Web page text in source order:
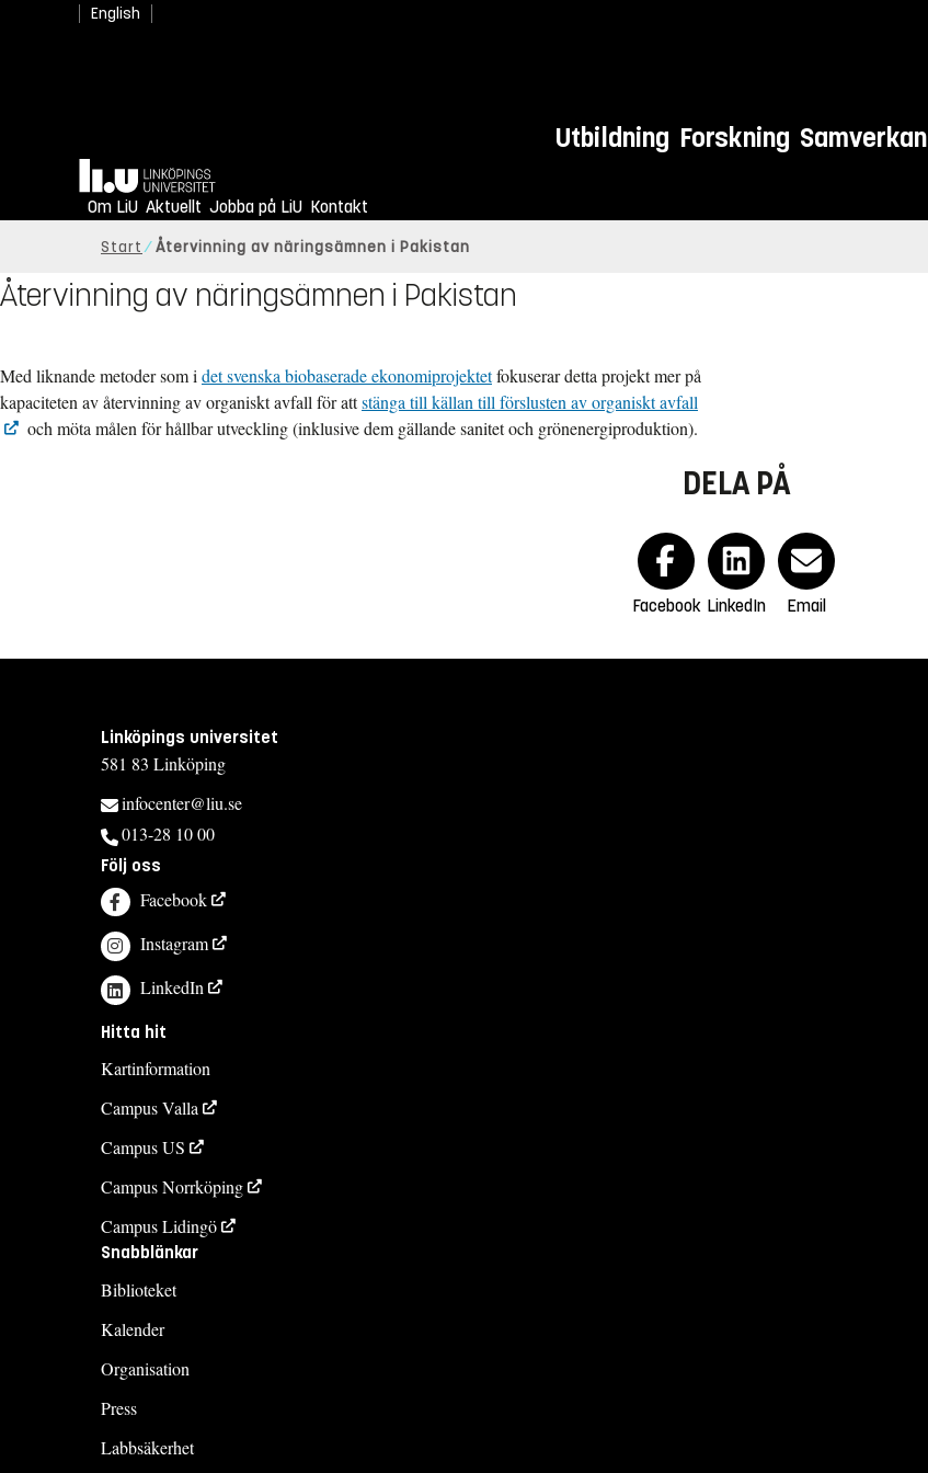
English
Utbildning Forskning Samverkan
Hem
Om LiU Aktuellt Jobba på LiU Kontakt
Start Återvinning av näringsämnen i Pakistan
Återvinning av näringsämnen i Pakistan
Med liknande metoder som i det svenska biobaserade ekonomiprojektetfokuserar detta projekt mer på
kapaciteten av återvinning av organiskt avfall för attstänga till källan till förslusten av organiskt avfall
och möta målen för hållbar utveckling (inklusive dem gällande sanitet och grönenergiproduktion).
DELA PÅ
Facebook LinkedIn Email
Linköpings universitet
581 83 Linköping
infocenter@liu.se
013-28 10 00
Följ oss
Facebook
Instagram
LinkedIn
Hitta hit
Kartinformation
Campus Valla
Campus US
Campus Norrköping
Campus Lidingö
Snabblänkar
Biblioteket
Kalender
Organisation
Press
Labbsäkerhet